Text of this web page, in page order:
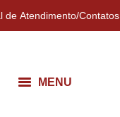
de Atendimento/Contatos
MENU